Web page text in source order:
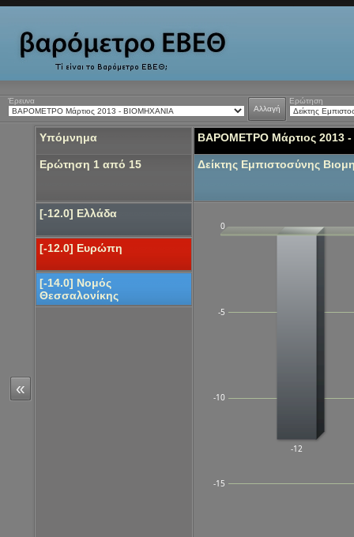
Έρευνα
Αλλαγή
Ερώτηση
«
Υπόμνημα
Ερώτηση 1 από 15
[-12.0] Ελλάδα
[-12.0] Ευρώπη
[-14.0] Νομός
Θεσσαλονίκης
ΒΑΡΟΜΕΤΡΟ Μάρτιος 2013
Δείκτης Εμπιστοσύνης
-15
-10
-5
0
-12